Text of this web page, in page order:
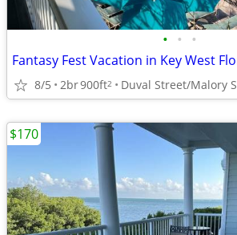
• • •
Fantasy Fest Vacation in Key West
8/5 2br900ft2 Duval Street/Malory
$170